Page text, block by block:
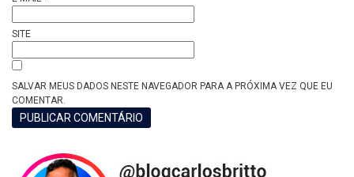
SITE
SALVAR MEUS DADOS NESTE NAVEGADOR PARA A PRÓXIMA VEZ QUE EU
COMENTAR.